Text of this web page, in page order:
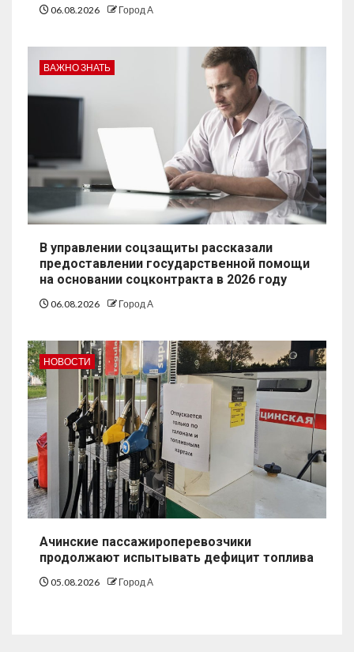
06.08.2026 Город А
ВАЖНО ЗНАТЬ
В управлении соцзащиты рассказали
предоставлении государственной помощи
на основании соцконтракта в 2026 году
06.08.2026 Город А
НОВОСТИ
Ачинские пассажироперевозчики
продолжают испытывать дефицит топлива
05.08.2026 Город А